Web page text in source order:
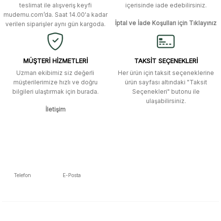
Ürün bilgilerinde hatalar bulunuyor.
Ürün fiyatı diğer sitelerden daha pahalı.
Bu ürüne benzer farklı alternatifler olmalı.
Murat Duman | 17/03/2026
Site güvenilir ve kullanışlı, fakat
kavela ve diğer ahşap aksesuarları
menü seçeneklerinde bulunmuyor,
spesifik olarak "kavela" terimini
aratarak bulunabilir.
M... K... | 12/12/2025
Ben bu kadar hızlı bir teslimat
Ben bu kadar hızlı bir teslimat
teslimat ile alışveriş keyfi
mudemu.com’da. Saat 14.00'a kadar
verilen siparişler aynı gün kargoda.
içerisinde iade edebilirsiniz.
İptal ve İade Koşulları için Tıklayınız
MÜŞTERİ HİZMETLERİ
Uzman ekibimiz siz değerli
müşterilerimize hızlı ve doğru
bilgileri ulaştırmak için burada.
İletişim
TAKSİT SEÇENEKLERİ
Her ürün için taksit seçeneklerine
ürün sayfası altındaki "Taksit
Seçenekleri" butonu ile
ulaşabilirsiniz.
Telefon E-Posta